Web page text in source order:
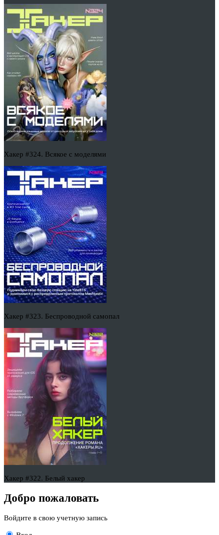
Хакер #324. Всякое с моделями
Хакер #323. Беспроводной самопал
Хакер #322. Белый хакер
Добро пожаловать
Войдите в свою учетную запись